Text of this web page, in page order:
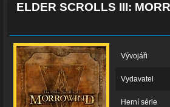
ELDER SCROLLS III:
Vývojáři
Vydavatel
Herní série